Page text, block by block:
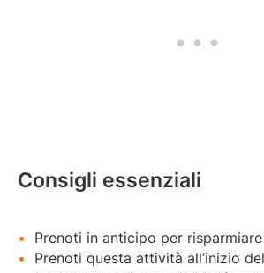
Consigli essenziali
Prenoti in anticipo per
Prenoti questa attività all’inizio